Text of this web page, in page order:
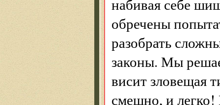
набивая себе
обречены
разобрать
законы. Мы
висит зловещая
смешно, и легко!